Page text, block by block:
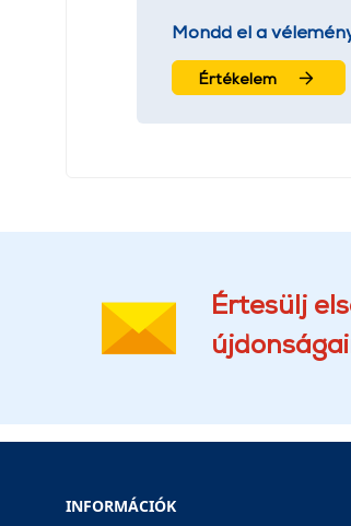
Mondd el a
Értékelem
Értesülj
INFORMÁCIÓK